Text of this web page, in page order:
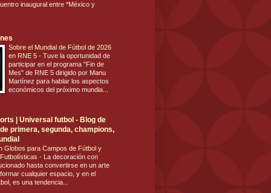
inaugural entre *México y
Sobre el Mundial de Fútbol de 2026
en RNE 5 - Tuve la oportunidad de
participar en el programa "Fin de
Mes" de RNE 5 dirigido por Manu
Martínez para hablar los aspectos
económicos del próximo mundia...
| Universal futbol - Blog de
primera, segunda, champions,
Globos para Campos de Fútbol y
- La decoración con
hasta convertirse en un arte
cualquier espacio, y en el
es una tendencia...